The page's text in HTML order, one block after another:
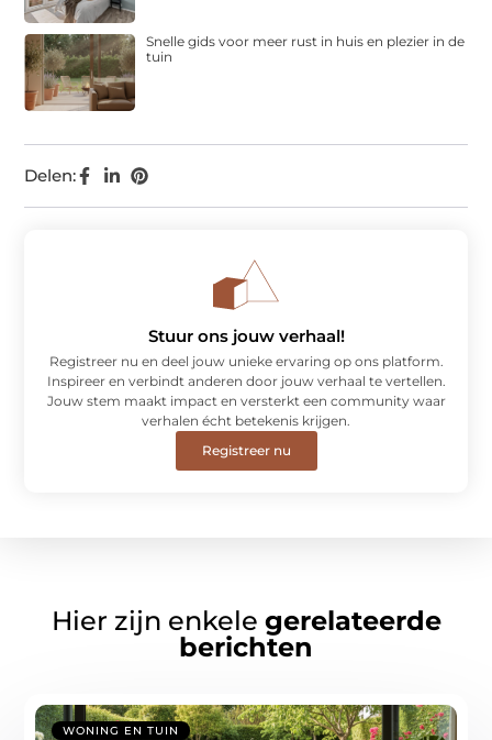
Delen:
Snelle gids voor meer rust in huis en plezier in de
tuin
Stuur ons jouw verhaal!
Registreer nu en deel jouw unieke ervaring op ons platform.
Inspireer en verbindt anderen door jouw verhaal te vertellen.
Jouw stem maakt impact en versterkt een community waar
verhalen écht betekenis krijgen.
Registreer nu
Hier zijn enkele gerelateerde
berichten
WONING EN TUIN